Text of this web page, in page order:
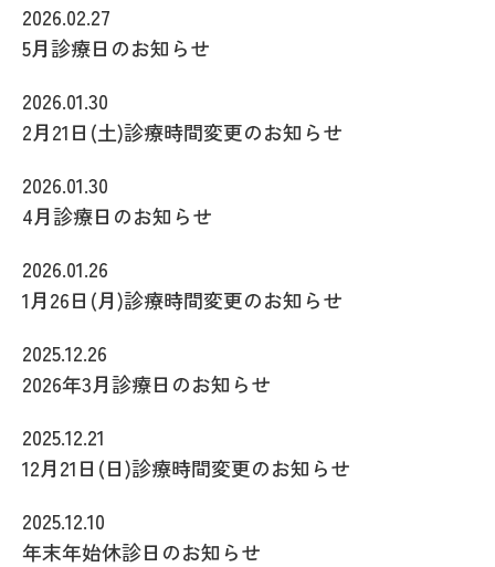
2026.02.27
5月診療日のお知らせ
2026.01.30
2月21日(土)診療時間変更のお知らせ
2026.01.30
4月診療日のお知らせ
2026.01.26
1月26日(月)診療時間変更のお知らせ
2025.12.26
2026年3月診療日のお知らせ
2025.12.21
12月21日(日)診療時間変更のお知らせ
2025.12.10
年末年始休診日のお知らせ